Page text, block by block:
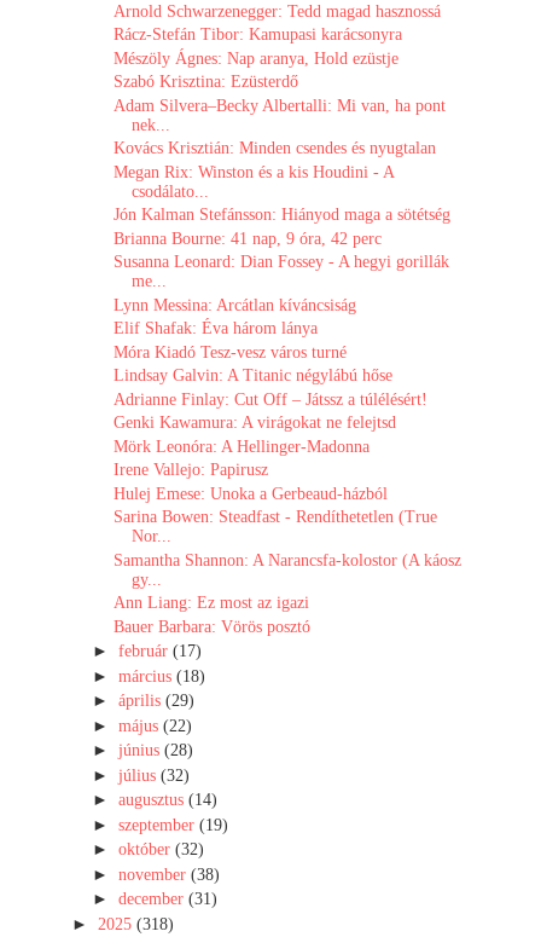
Arnold Schwarzenegger: Tedd magad hasznossá
Rácz-Stefán Tibor: Kamupasi karácsonyra
Mészöly Ágnes: Nap ​aranya, Hold ezüstje
Szabó Krisztina: Ezüsterdő
Adam Silvera–Becky Albertalli: Mi van, ha pont
nek...
Kovács Krisztián: Minden ​csendes és nyugtalan
Megan Rix: Winston ​és a kis Houdini - A
csodálato...
Jón Kalman Stefánsson: Hiányod ​maga a sötétség
Brianna Bourne: 41 ​nap, 9 óra, 42 perc
Susanna Leonard: Dian Fossey - A hegyi gorillák
me...
Lynn Messina: Arcátlan kíváncsiság
Elif Shafak: Éva három lánya
Móra Kiadó Tesz-vesz város turné
Lindsay Galvin: A Titanic négylábú hőse
Adrianne Finlay: Cut ​Off – Játssz a túlélésért!
Genki Kawamura: A ​virágokat ne felejtsd
Mörk Leonóra: A ​Hellinger-Madonna
Irene Vallejo: Papirusz
Hulej Emese: Unoka a Gerbeaud-házból
Sarina Bowen: Steadfast - Rendíthetetlen (True
Nor...
Samantha Shannon: A Narancsfa-kolostor (A káosz
gy...
Ann Liang: Ez most az igazi
Bauer Barbara: Vörös posztó
► február (17)
► március (18)
► április (29)
► május (22)
► június (28)
► július (32)
► augusztus (14)
► szeptember (19)
► október (32)
► november (38)
► december (31)
► 2025 (318)